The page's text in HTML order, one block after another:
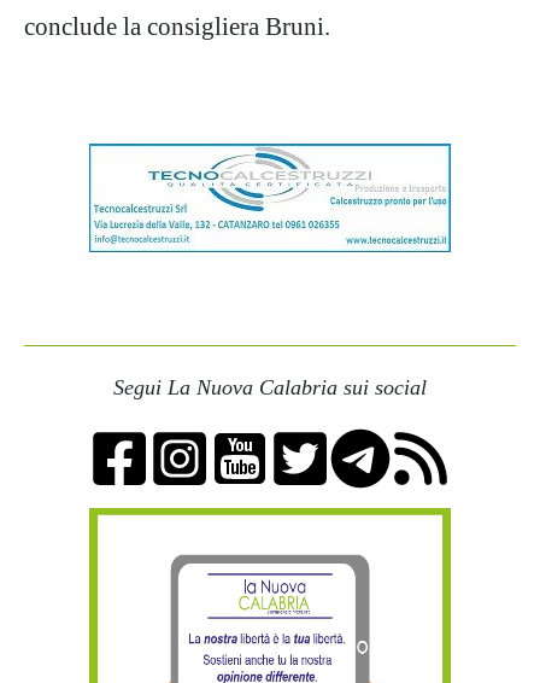
conclude la consigliera Bruni.
Segui La Nuova Calabria sui social